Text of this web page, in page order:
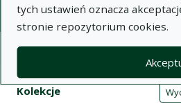
tych ustawień oznacza
stronie repozytorium cookies.
Przyrodniczego w Lublinie
Kolekcje
Tabela wyników
Filtry
Akcje na kolekcjach
Kolekcje (automatyczne